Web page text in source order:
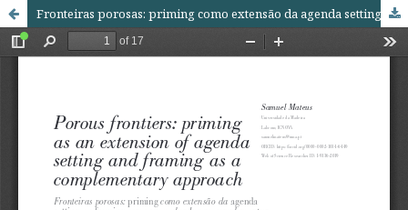
Fronteiras porosas: priming como extensão da agenda setting e o framing como uma abordagem complementar